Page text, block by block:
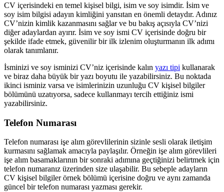
CV içerisindeki en temel kişisel bilgi, isim ve soy isimdir. İsim ve
soy isim bilgisi adayın kimliğini yansıtan en önemli detaydır. Adınız
CV’nizin kimlik kazanmasını sağlar ve bu bakış açısıyla CV’nizi
diğer adaylardan ayırır. İsim ve soy ismi CV içerisinde doğru bir
şekilde ifade etmek, güvenilir bir ilk izlenim oluşturmanın ilk adımı
olarak tanımlanır.
İsminizi ve soy isminizi CV’niz içerisinde kalın yazı tipi kullanarak
ve biraz daha büyük bir yazı boyutu ile yazabilirsiniz. Bu noktada
ikinci isminiz varsa ve isimlerinizin uzunluğu CV kişisel bilgiler
bölümünü uzatıyorsa, sadece kullanmayı tercih ettiğiniz ismi
yazabilirsiniz.
Telefon Numarası
Telefon numarası işe alım görevlilerinin sizinle sesli olarak iletişim
kurmasını sağlamak amacıyla paylaşılır. Örneğin işe alım görevlileri
işe alım basamaklarının bir sonraki adımına geçtiğinizi belirtmek için
telefon numaranız üzerinden size ulaşabilir. Bu sebeple adayların
CV kişisel bilgiler örnek bölümü içerisine doğru ve aynı zamanda
güncel bir telefon numarası yazması gerekir.